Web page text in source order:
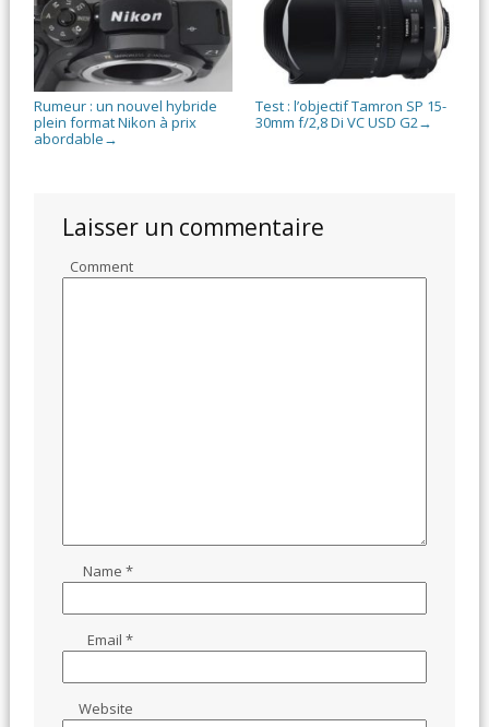
Rumeur : un nouvel hybride
plein format Nikon à prix
abordable →
Test : l’objectif Tamron SP 15-
30mm f/2,8 Di VC USD G2→
Laisser un commentaire
Comment
Name*
Email*
Website